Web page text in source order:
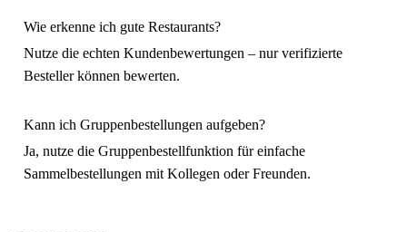
Wie erkenne ich gute Restaurants?
Nutze die echten Kundenbewertungen – nur verifizierte
Besteller können bewerten.
Kann ich Gruppenbestellungen aufgeben?
Ja, nutze die Gruppenbestellfunktion für einfache
Sammelbestellungen mit Kollegen oder Freunden.